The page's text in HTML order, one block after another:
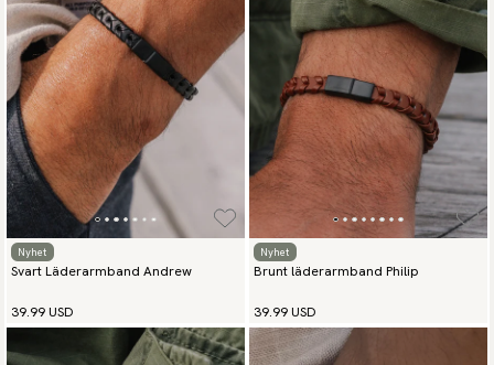
Nyhet
Svart Läderarmband Andrew
39.99 USD
Nyhet
Brunt läderarmband Philip
39.99 USD